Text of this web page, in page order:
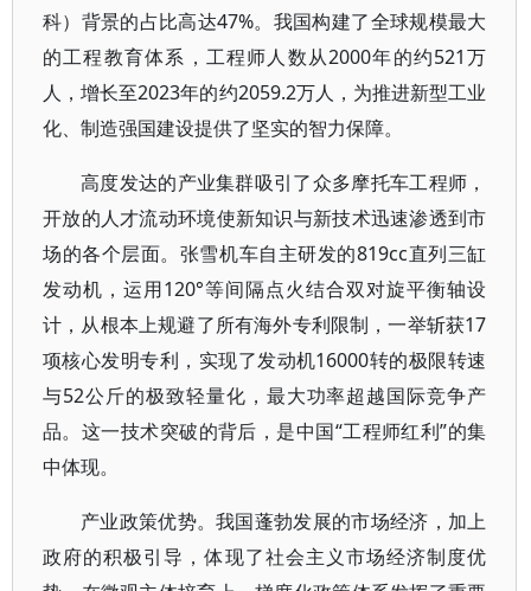
科）背景的占比高达47%。我国构建了全球规模最大
的工程教育体系，工程师人数从2000年的约521万
人，增长至2023年的约2059.2万人，为推进新型工业
化、制造强国建设提供了坚实的智力保障。
高度发达的产业集群吸引了众多摩托车工程师，
开放的人才流动环境使新知识与新技术迅速渗透到市
场的各个层面。张雪机车自主研发的819cc直列三缸
发动机，运用120°等间隔点火结合双对旋平衡轴设
计，从根本上规避了所有海外专利限制，一举斩获17
项核心发明专利，实现了发动机16000转的极限转速
与52公斤的极致轻量化，最大功率超越国际竞争产
品。这一技术突破的背后，是中国“工程师红利”的集
中体现。
产业政策优势。我国蓬勃发展的市场经济，加上
政府的积极引导，体现了社会主义市场经济制度优